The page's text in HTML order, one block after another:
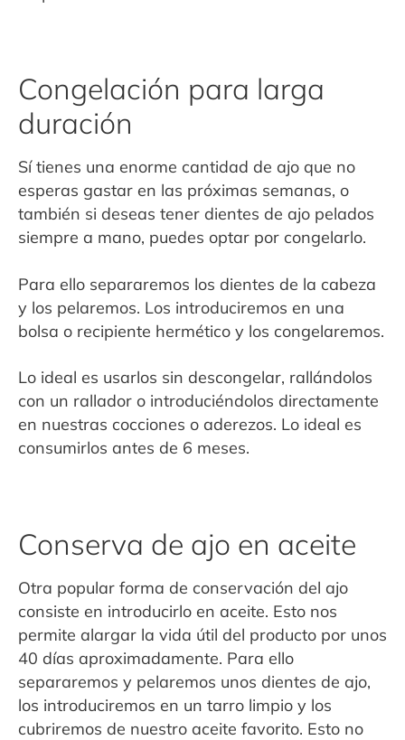
Congelación para larga
duración
Sí tienes una enorme cantidad de ajo que no
esperas gastar en las próximas semanas, o
también si deseas tener dientes de ajo pelados
siempre a mano, puedes optar por congelarlo.
Para ello separaremos los dientes de la cabeza
y los pelaremos. Los introduciremos en una
bolsa o recipiente hermético y los congelaremos.
Lo ideal es usarlos sin descongelar, rallándolos
con un rallador o introduciéndolos directamente
en nuestras cocciones o aderezos. Lo ideal es
consumirlos antes de 6 meses.
Conserva de ajo en aceite
Otra popular forma de conservación del ajo
consiste en introducirlo en aceite. Esto nos
permite alargar la vida útil del producto por unos
40 días aproximadamente. Para ello
separaremos y pelaremos unos dientes de ajo,
los introduciremos en un tarro limpio y los
cubriremos de nuestro aceite favorito. Esto no